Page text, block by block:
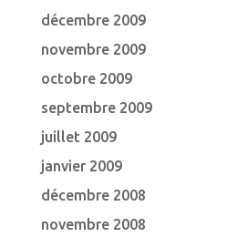
décembre 2009
novembre 2009
octobre 2009
septembre 2009
juillet 2009
janvier 2009
décembre 2008
novembre 2008